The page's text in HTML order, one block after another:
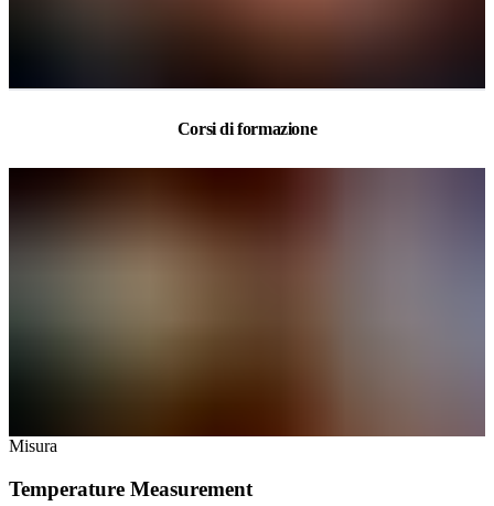
Corsi di formazione
Misura
Temperature Measurement